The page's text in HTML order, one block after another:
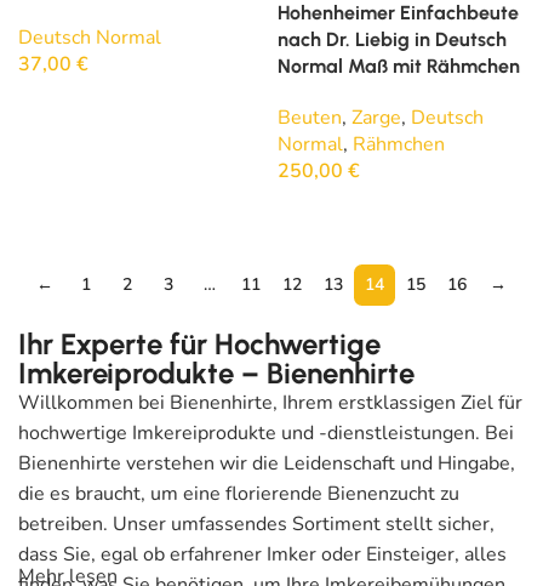
Deutsch Normal
37,00 €
Hohenheimer Einfachbeute
nach Dr. Liebig in Deutsch
Normal Maß mit Rähmchen
Beuten, Zarge, Deutsch
Normal, Rähmchen
250,00 €
← 1 2 3 … 11 12 13 14 15 16 →
Ihr Experte für Hochwertige
Imkereiprodukte – Bienenhirte
Willkommen bei Bienenhirte, Ihrem erstklassigen Ziel für
hochwertige Imkereiprodukte und -dienstleistungen. Bei
Bienenhirte verstehen wir die Leidenschaft und Hingabe,
die es braucht, um eine florierende Bienenzucht zu
betreiben. Unser umfassendes Sortiment stellt sicher,
dass Sie, egal ob erfahrener Imker oder Einsteiger, alles
Mehr lesen